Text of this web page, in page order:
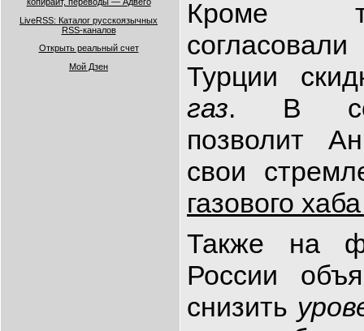
LiveRSS: Каталог русскоязычных
RSS-каналов
Открыть реальный счет
Мой Дзен
Кроме
Турции
газ. В
позволит
свои
газового
Также на
России
снизить